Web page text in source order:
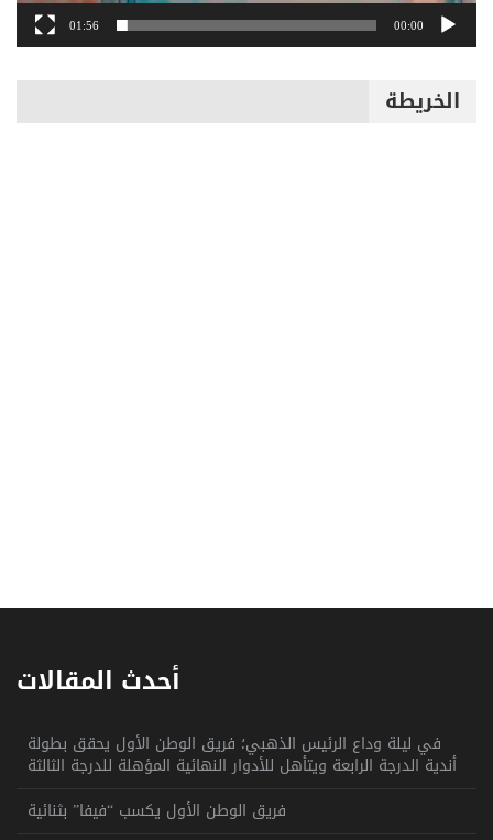
00:00
01:56
الخريطة
أحدث المقالات
في ليلة وداع الرئيس الذهبي؛ فريق الوطن الأول يحقق بطولة
أندية الدرجة الرابعة ويتأهل للأدوار النهائية المؤهلة للدرجة الثالثة
فريق الوطن الأول يكسب “فيفا” بثنائية